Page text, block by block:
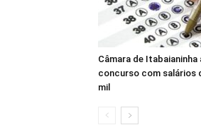
Câmara de Itabaianinha
concurso com salários
mil